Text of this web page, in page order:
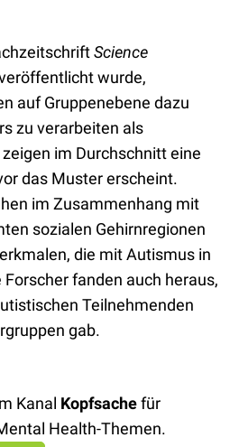
Science
wurde,
auf Gruppenebene dazu
zu verarbeiten als
im Durchschnitt eine
das Muster erscheint.
im Zusammenhang mit
sozialen Gehirnregionen
die mit Autismus in
fanden auch heraus,
Teilnehmenden
gab.
Kanal Kopfsachefür
Health-Themen.